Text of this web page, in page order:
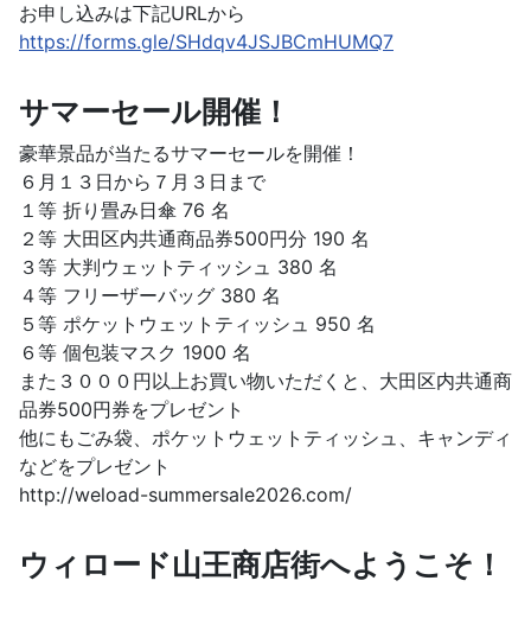
お申し込みは下記URLから
https://forms.gle/SHdqv4JSJBCmHUMQ7
サマーセール開催！
豪華景品が当たるサマーセールを開催！
６月１３日から７月３日まで
１等 折り畳み日傘 76 名
２等 大田区内共通商品券500円分 190 名
３等 大判ウェットティッシュ 380 名
４等 フリーザーバッグ 380 名
５等 ポケットウェットティッシュ 950 名
６等 個包装マスク 1900 名
また３０００円以上お買い物いただくと、大田区内共通商
品券500円券をプレゼント
他にもごみ袋、ポケットウェットティッシュ、キャンディ
などをプレゼント
http://weload-summersale2026.com/
ウィロード山王商店街へようこそ！